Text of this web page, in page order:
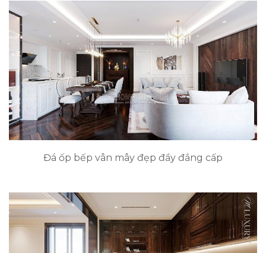
Đá ốp bếp vân mây đẹp đầy đẳng cấp